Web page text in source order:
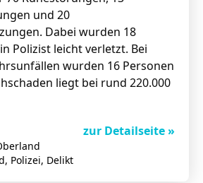
und 20
Dabei wurden 18
Polizist leicht verletzt. Bei
wurden 16 Personen
liegt bei rund 220.000
zur Detailseite »
Polizei, Delikt